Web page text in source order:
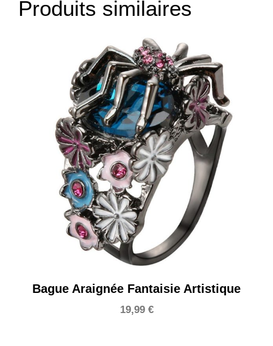
Produits similaires
Bague Araignée Fantaisie Artistique
19,99 €